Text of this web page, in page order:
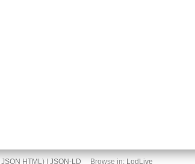
JSON HTML) | JSON-LD Browse in: LodLive